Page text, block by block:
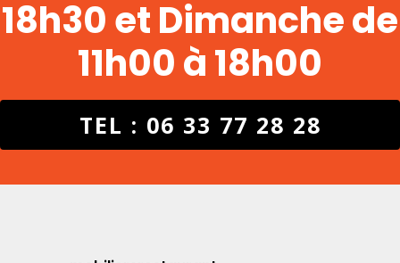
18h30 et Dimanche de
11h00 à 18h00
TEL : 06 33 77 28 28